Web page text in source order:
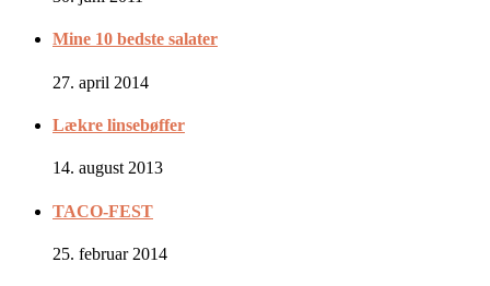
Mine 10 bedste salater
27. april 2014
Lækre linsebøffer
14. august 2013
TACO-FEST
25. februar 2014